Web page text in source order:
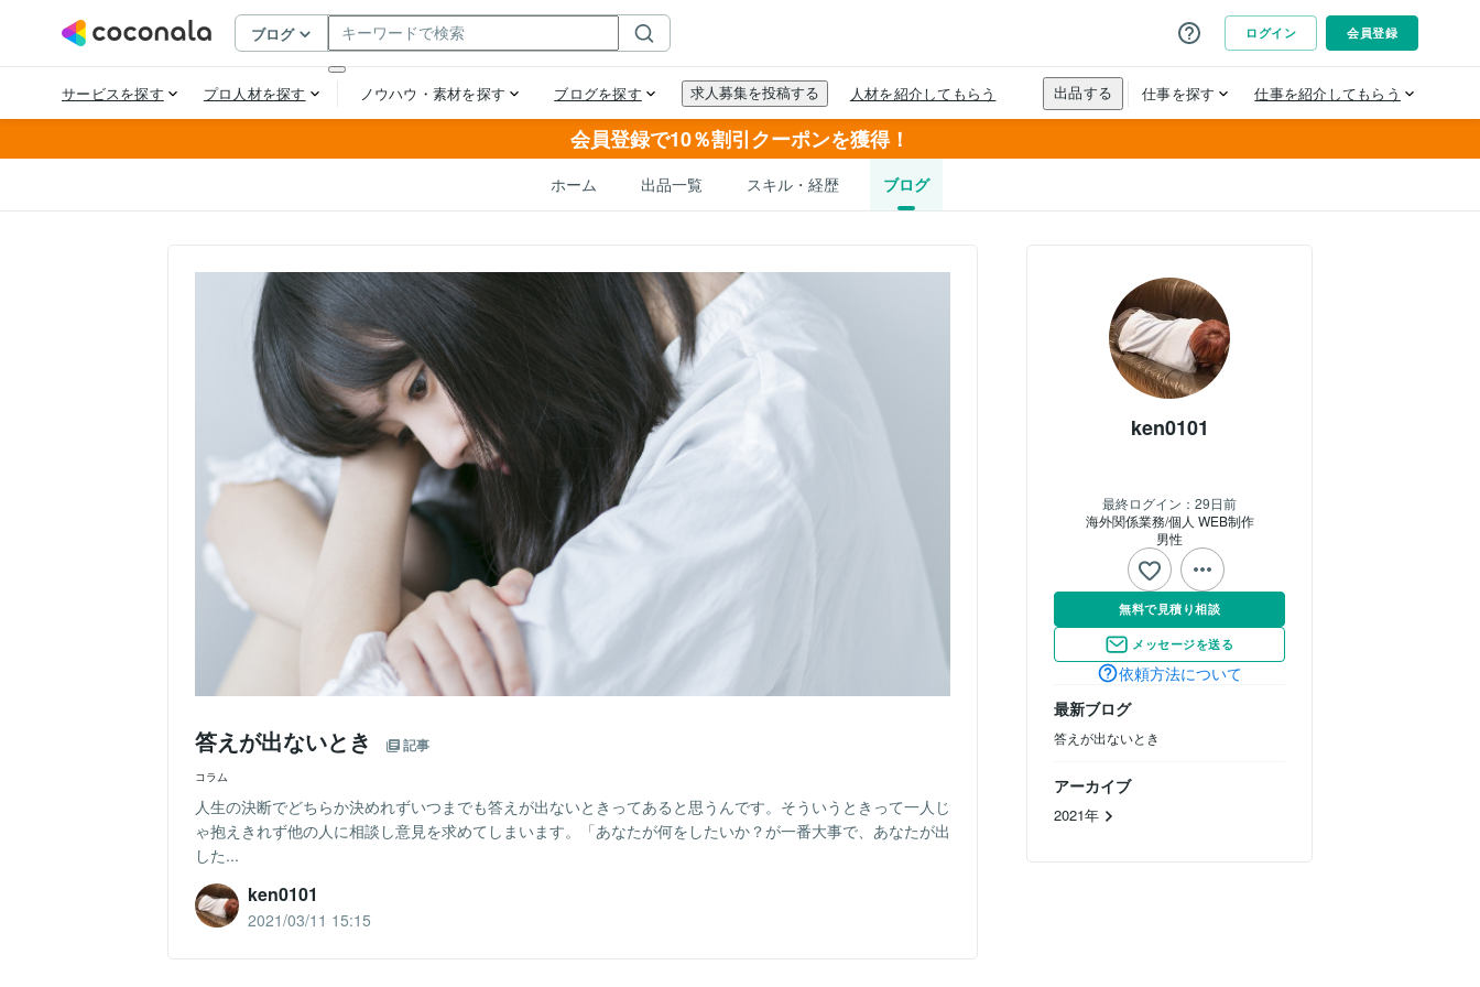
会員登録で10％割引クーポンを獲得！
ホーム 出品一覧 スキル・経歴 ブログ
ken0101
最終ログイン： 29日前
海外関係業務/個人 WEB制作
男性
無料で見積り相談
メッセージを送る
依頼方法について
最新ブログ
答えが出ないとき
アーカイブ
2021年
答えが出ないとき 記事
コラム
人生の決断でどちらか決めれずいつまでも答えが出ないときってあると思うんです。そういうときって一人じ
ゃ抱えきれず他の人に相談し意見を求めてしまいます。「あなたが何をしたいか？が一番大事で、あなたが出
した...
ken0101
2021/03/11 15:15